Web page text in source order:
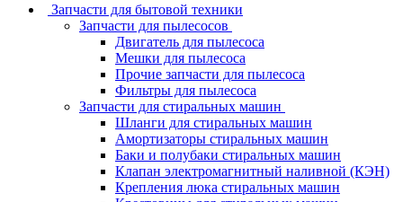
Запчасти для бытовой техники
Запчасти для пылесосов
Двигатель для пылесоса
Мешки для пылесоса
Прочие запчасти для пылесоса
Фильтры для пылесоса
Запчасти для стиральных машин
Шланги для стиральных машин
Амортизаторы стиральных машин
Баки и полубаки стиральных машин
Клапан электромагнитный наливной (КЭН)
Крепления люка стиральных машин